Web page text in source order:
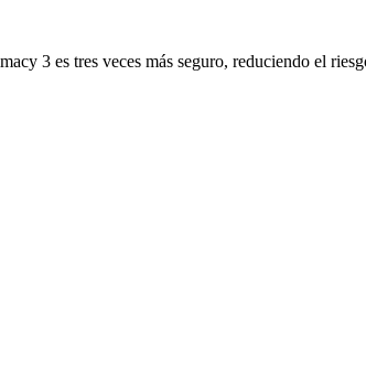
3 es tres veces más seguro, reduciendo el